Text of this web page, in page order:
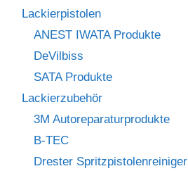
Lackierpistolen
ANEST IWATA Produkte
DeVilbiss
SATA Produkte
Lackierzubehör
3M Autoreparaturprodukte
B-TEC
Drester Spritzpistolenreiniger